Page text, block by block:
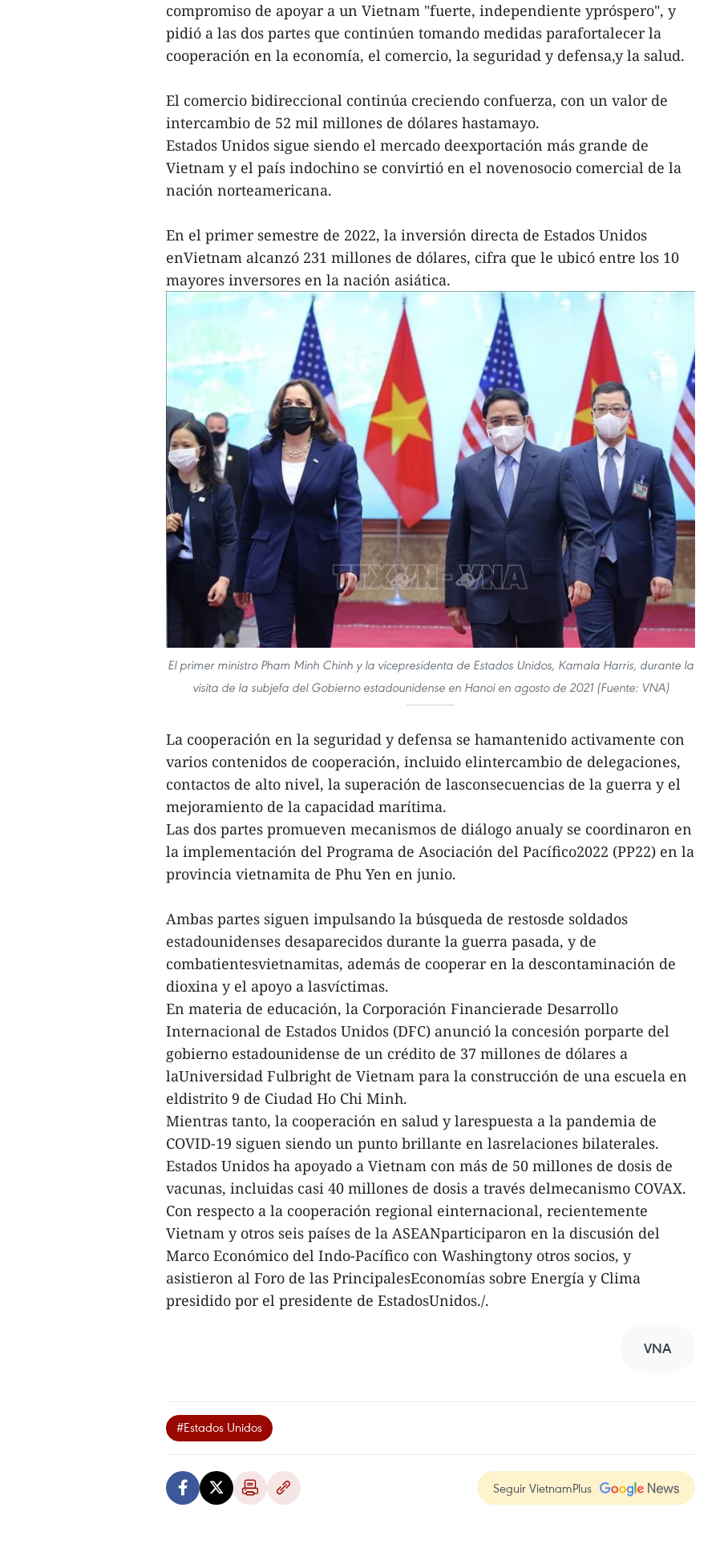
compromiso de apoyar a un Vietnam "fuerte, independiente ypróspero", y
pidió a las dos partes que continúen tomando medidas parafortalecer la
cooperación en la economía, el comercio, la seguridad y defensa,y la salud.
El comercio bidireccional continúa creciendo confuerza, con un valor de
intercambio de 52 mil millones de dólares hastamayo.
Estados Unidos sigue siendo el mercado deexportación más grande de
Vietnam y el país indochino se convirtió en el novenosocio comercial de la
nación norteamericana.
En el primer semestre de 2022, la inversión directa de Estados Unidos
enVietnam alcanzó 231 millones de dólares, cifra que le ubicó entre los 10
mayores inversores en la nación asiática.
El primer ministro Pham Minh Chinh y la vicepresidenta de Estados Unidos, Kamala Harris, durante la
visita de la subjefa del Gobierno estadounidense en Hanoi en agosto de 2021 (Fuente: VNA)
La cooperación en la seguridad y defensa se hamantenido activamente con
varios contenidos de cooperación, incluido elintercambio de delegaciones,
contactos de alto nivel, la superación de lasconsecuencias de la guerra y el
mejoramiento de la capacidad marítima.
Las dos partes promueven mecanismos de diálogo anualy se coordinaron en
la implementación del Programa de Asociación del Pacífico2022 (PP22) en la
provincia vietnamita de Phu Yen en junio.
Ambas partes siguen impulsando la búsqueda de restosde soldados
estadounidenses desaparecidos durante la guerra pasada, y de
combatientesvietnamitas, además de cooperar en la descontaminación de
dioxina y el apoyo a lasvíctimas.
En materia de educación, la Corporación Financierade Desarrollo
Internacional de Estados Unidos (DFC) anunció la concesión porparte del
gobierno estadounidense de un crédito de 37 millones de dólares a
laUniversidad Fulbright de Vietnam para la construcción de una escuela en
eldistrito 9 de Ciudad Ho Chi Minh.
Mientras tanto, la cooperación en salud y larespuesta a la pandemia de
COVID-19 siguen siendo un punto brillante en lasrelaciones bilaterales.
Estados Unidos ha apoyado a Vietnam con más de 50 millones de dosis de
vacunas, incluidas casi 40 millones de dosis a través delmecanismo COVAX.
Con respecto a la cooperación regional einternacional, recientemente
Vietnam y otros seis países de la ASEANparticiparon en la discusión del
Marco Económico del Indo-Pacífico con Washingtony otros socios, y
asistieron al Foro de las PrincipalesEconomías sobre Energía y Clima
presidido por el presidente de EstadosUnidos./.
VNA
#Estados Unidos
Seguir VietnamPlus